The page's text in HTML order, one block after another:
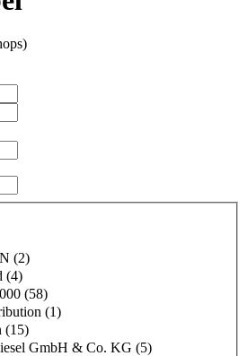
(2)
(4)
(58)
(1)
(15)
GmbH & Co. KG (5)